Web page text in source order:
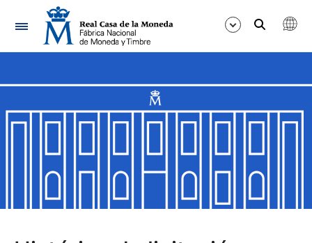
Navegación
Mostrar/Ocultar
Mostrar/Ocultar
Mostrar/Ocultar